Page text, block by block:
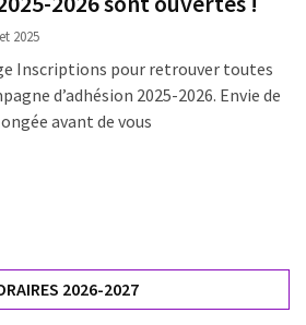
2025
Inscriptions pour retrouver toutes
d’adhésion 2025-2026. Envie de
avant de vous
2026-2027